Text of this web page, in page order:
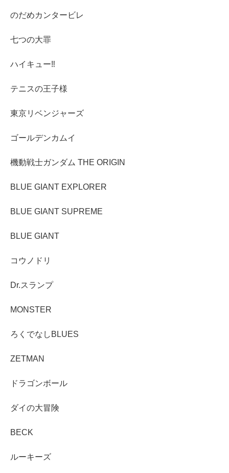
のだめカンタービレ
七つの大罪
ハイキュー‼︎
テニスの王子様
東京リベンジャーズ
ゴールデンカムイ
機動戦士ガンダム THE ORIGIN
BLUE GIANT EXPLORER
BLUE GIANT SUPREME
BLUE GIANT
コウノドリ
Dr.スランプ
MONSTER
ろくでなしBLUES
ZETMAN
ドラゴンボール
ダイの大冒険
BECK
ルーキーズ